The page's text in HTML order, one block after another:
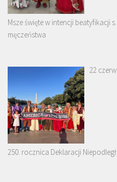
Msze święte w intencji beatyfikacji
męczeństwa
22
250. rocznica Deklaracji